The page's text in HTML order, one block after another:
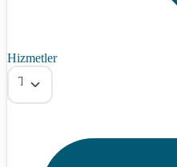
Hizmetler
Tümü